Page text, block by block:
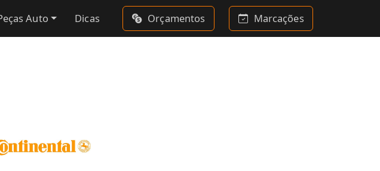
Auto Dicas Orçamentos Marcações